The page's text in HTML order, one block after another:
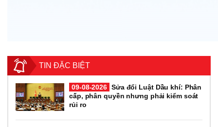
TIN ĐẶC BIỆT
09-08-2026 Sửa đổi Luật Dầu khí: Phân
cấp, phân quyền nhưng phải kiểm soát
rủi ro